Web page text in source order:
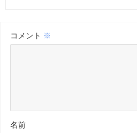
コメント ※
名前